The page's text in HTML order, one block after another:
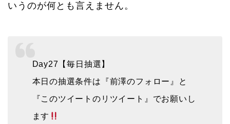
いうのが何とも言えません。
Day27【毎日抽選】
本日の抽選条件は『前澤のフォロー』と
『このツイートのリツイート』でお願いし
ます